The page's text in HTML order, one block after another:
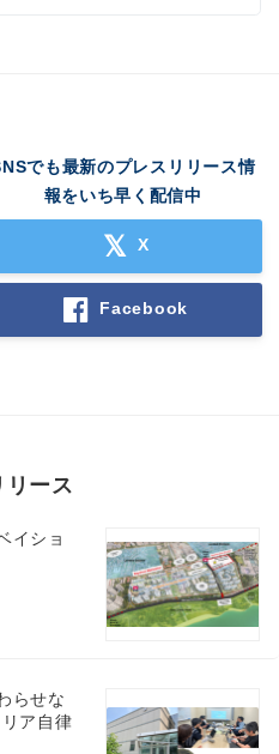
でも最新のプレスリリース情
報をいち早く配信中
X
Facebook
ース
イショ
らせな
ア自律